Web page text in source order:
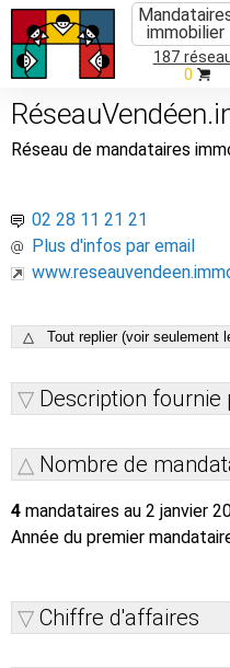
immobilier
187
0
Réseau de mandataires
02 28 11 21 21
Plus d'infos par email
△ Tout replier (voir seulement
Description fournie
Nombre de
4 mandataires au 2 janvier
Année du premier
Chiffre d'affaires